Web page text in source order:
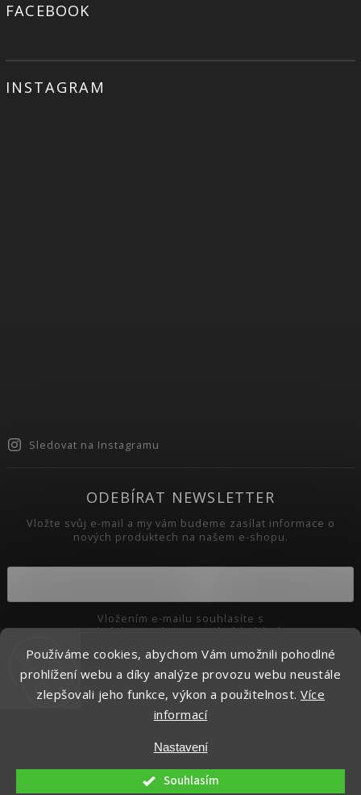
Používáme cookies, abychom Vám umožnili pohodlné
prohlížení webu a díky analýze provozu webu neustále
zlepšovali jeho funkce, výkon a použitelnost. Více
informací
Nastavení
Souhlasím
FACEBOOK
INSTAGRAM
Sledovat na Instagramu
ODEBÍRAT NEWSLETTER
Vložte svůj e-mail a my vám budeme zasílat informace o
nových produktech na našem e-shopu.
podmínkami ochrany osobních údajů
Přihlásit se
Upravit nastavení cookies
Shoptet| Design